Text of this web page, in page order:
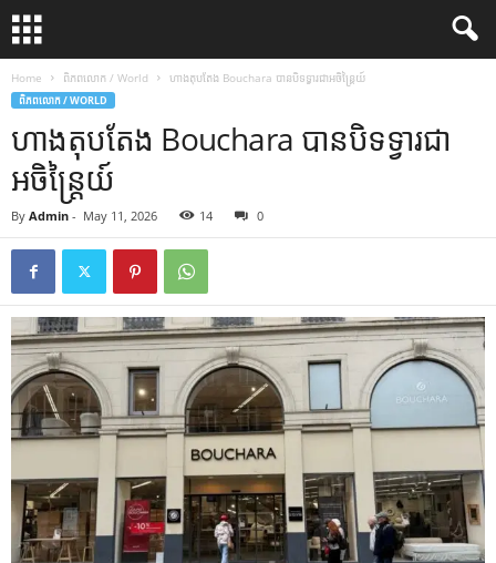
Home ពិភពលោក / World ហាងតុបតែង Bouchara បានបិទទ្វារជាអចិន្ត្រៃយ៍
ពិភពលោក / WORLD
ហាងតុបតែង Bouchara បានបិទទ្វារជា
អចិន្ត្រៃយ៍
By Admin - May 11, 2026 14 0